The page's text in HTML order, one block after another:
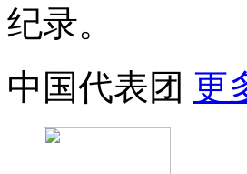
纪录。
中国代表团 更